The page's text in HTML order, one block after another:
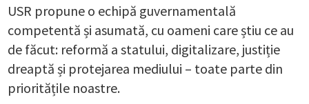
USR propune o echipă guvernamentală
competentă și asumată, cu oameni care știu ce au
de făcut: reformă a statului, digitalizare, justiție
dreaptă și protejarea mediului – toate parte din
prioritățile noastre.